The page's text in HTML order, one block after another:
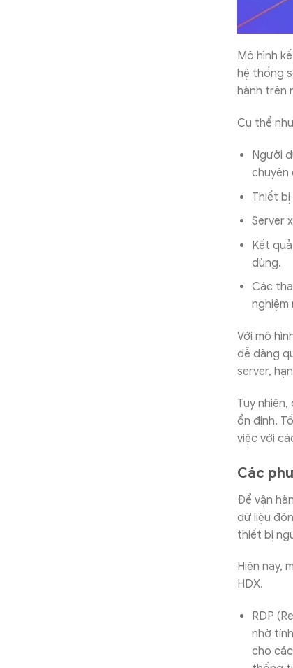
Mô hình
hệ thống
hành trên
Cụ thể
Người
chuyên
Thiết
Server
Kết
dùng.
Các
nghiệm
Với mô
dễ dàng
server,
Tuy
ổn định.
việc với
Các
Để vận
dữ liệu
thiết bị
Hiện nay,
HDX.
RDP
nhờ
cho